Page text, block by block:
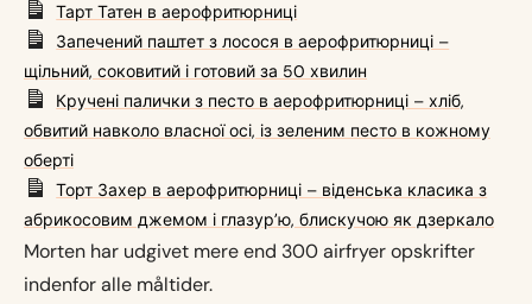
Тарт Татен в аерофритюрниці
Запечений паштет з лосося в аерофритюрниці –
щільний, соковитий і готовий за 50 хвилин
Кручені палички з песто в аерофритюрниці – хліб,
обвитий навколо власної осі, із зеленим песто в кожному
оберті
Торт Захер в аерофритюрниці – віденська класика з
абрикосовим джемом і глазурʼю, блискучою як дзеркало
Morten har udgivet mere end 300 airfryer opskrifter
indenfor alle måltider.